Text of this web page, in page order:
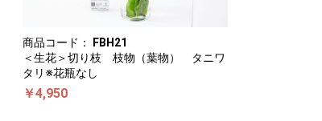
商品コード：
FBH21
＜生花＞切り枝 枝物（葉物） タニワ
タリ※花瓶なし
￥4,950